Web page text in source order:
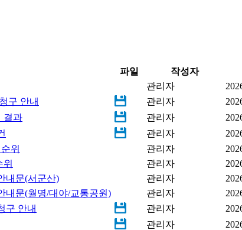
파일 작성자
관리자
구 안내 관리자
결과 관리자
관리자
위 관리자
관리자
내문(서군산) 관리자
내문(월명/대야/교통공원) 관리자
구 안내 관리자
관리자